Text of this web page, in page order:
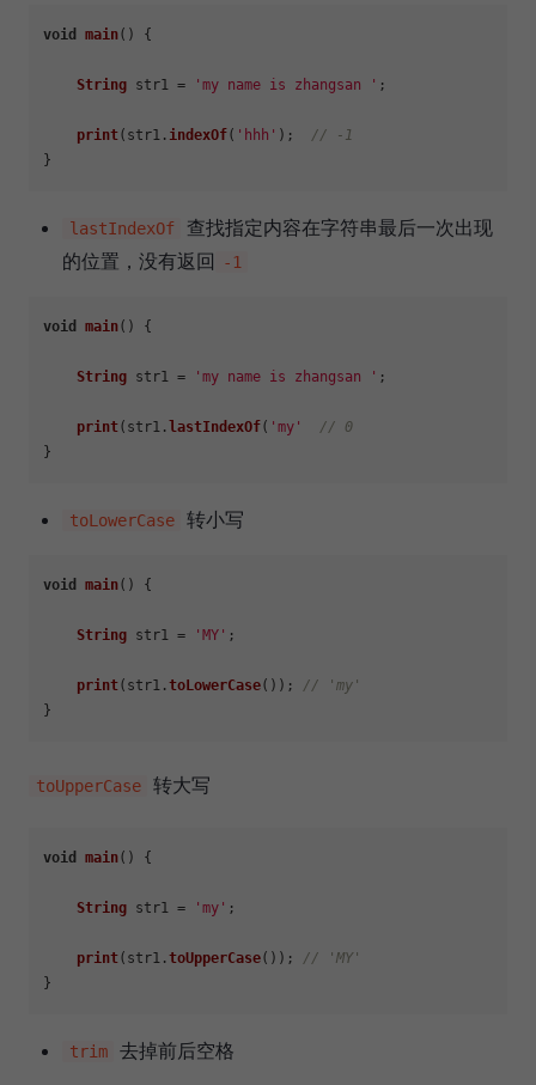
void main( ) {
String str1 = 'my name is zhangsan ' ;
print(str1. indexOf( 'hhh' ); // -1
lastIndexOf
查找指定内容在字符串最后一次出现
的位置，没有返回
-1
void main( ) {
String str1 = 'my name is zhangsan ' ;
print(str1. lastIndexOf( 'my'
// 0
toLowerCase 转小写
void main( ) {
String str1 = 'MY' ;
print(str1.toLowerCase()); // 'my'
toUpperCase 转大写
void main( ) {
String str1 = 'my' ;
print(str1.toUpperCase()); // 'MY'
trim 去掉前后空格